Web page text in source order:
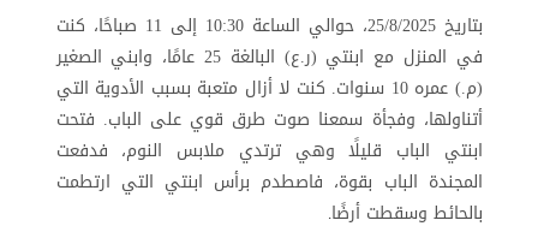
بتاريخ 25/8/2025، حوالي الساعة 10:30 إلى 11 صباحًا، كنت
في المنزل مع ابنتي (ر.ع) البالغة 25 عامًا، وابني الصغير
(م.) عمره 10 سنوات. كنت لا أزال متعبة بسبب الأدوية التي
أتناولها، وفجأة سمعنا صوت طرق قوي على الباب. فتحت
ابنتي الباب قليلًا وهي ترتدي ملابس النوم، فدفعت
المجندة الباب بقوة، فاصطدم برأس ابنتي التي ارتطمت
بالحائط وسقطت أرضًا.